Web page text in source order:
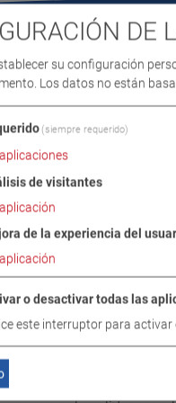
/
de la velocidad del
diez puntos de
puntos de prueba
DE
su configuración
Los datos no están
(siempre requerido)
aplicaciones
de visitantes
aplicación
de la experiencia del
aplicación
o desactivar todas las
este interruptor para